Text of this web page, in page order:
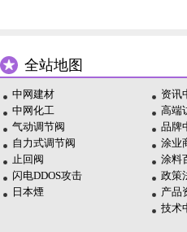
全站地图
中网建材
中网化工
气动调节阀
自力式调节阀
止回阀
闪电DDOS攻击
日本煙
资讯
高端
品牌
涂业
涂料
政策
产品
技术